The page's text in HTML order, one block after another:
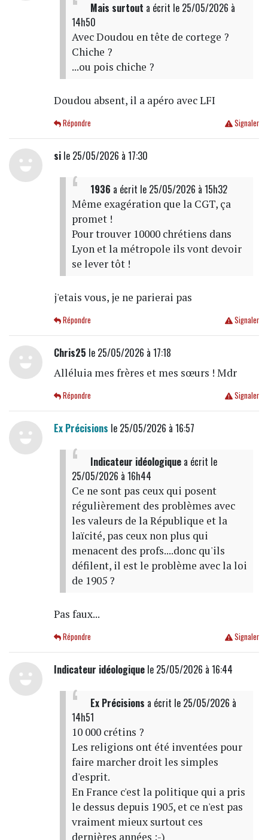
Mais surtout a écrit le 25/05/2026 à
14h50
Avec Doudou en tête de cortege ?
Chiche ?
...ou pois chiche ?
Doudou absent, il a apéro avec LFI
Signaler
Répondre
sile 25/05/2026 à 17:30
1936 a écrit le 25/05/2026 à 15h32
Même exagération que la CGT, ça
promet !
Pour trouver 10000 chrétiens dans
Lyon et la métropole ils vont devoir
se lever tôt !
j'etais vous, je ne parierai pas
Signaler
Répondre
Chris25 le 25/05/2026 à 17:18
Alléluia mes frères et mes sœurs ! Mdr
Signaler
Répondre
Ex Précisions le 25/05/2026 à 16:57
Indicateur idéologiquea écrit le
25/05/2026 à 16h44
Ce ne sont pas ceux qui posent
régulièrement des problèmes avec
les valeurs de la République et la
laïcité, pas ceux non plus qui
menacent des profs....donc qu'ils
défilent, il est le problème avec la loi
de 1905 ?
Pas faux...
Signaler
Répondre
Indicateur idéologiquele 25/05/2026 à 16:44
Ex Précisions a écrit le 25/05/2026 à
14h51
10 000 crétins ?
Les religions ont été inventées pour
faire marcher droit les simples
d'esprit.
En France c'est la politique qui a pris
le dessus depuis 1905, et ce n'est pas
vraiment mieux surtout ces
dernières années ;-)